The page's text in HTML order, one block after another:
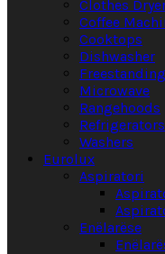
Clothes
Coffee
Cooktops
Dishwasher
Microwave
Rangehoods
Washers
Eurolux
Aspiratori
Enëlarëse